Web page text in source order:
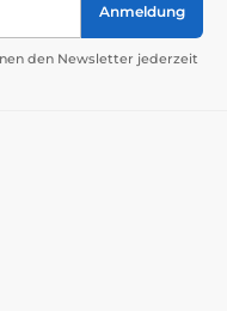
Anmeldung
den Newsletter jederzeit